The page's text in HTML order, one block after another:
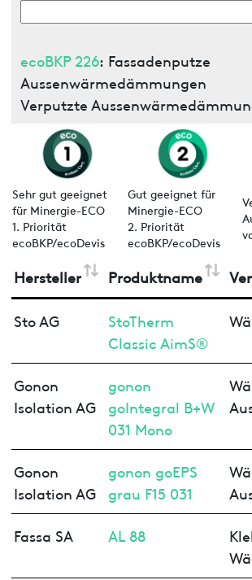
ecoBKP 226: Fassadenputze
Aussenwärmedämmungen
Verputzte
Sehr gut geeignet
für Minergie-ECO
1. Priorität
ecoBKP/ecoDevis
Gut geeignet für
Minergie-ECO
2. Priorität
ecoBKP/ecoDevis
Hersteller Produktname
Sto AG
StoTherm
Classic AimS®
Gonon
Isolation AG
gonon
goIntegral B+W
031 Mono
Gonon
Isolation AG
gonon goEPS
grau F15 031
Fassa SA AL 88